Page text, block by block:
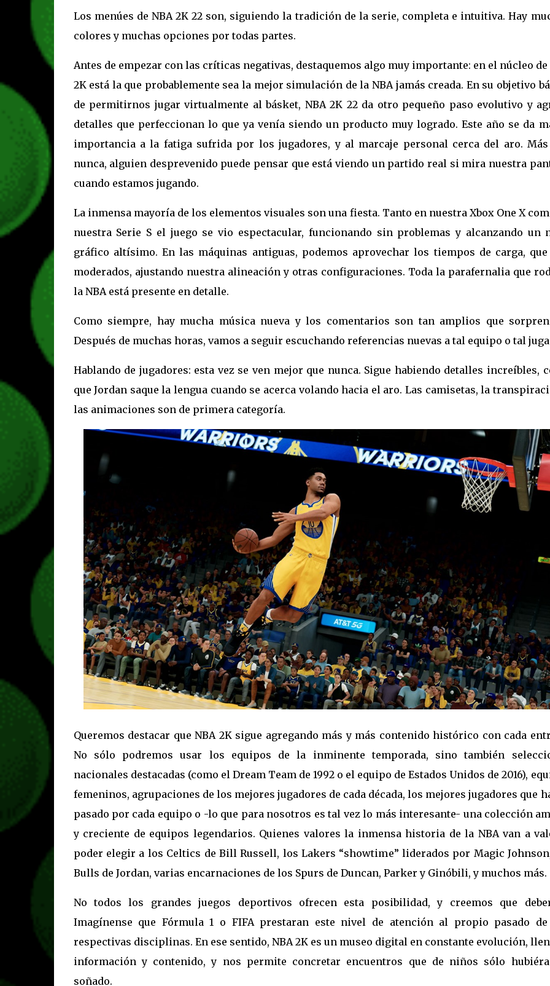
Los menúes de NBA 2K 22 son, siguiendo la tradición de la serie, completa e intuitiva. Hay
colores y muchas opciones por todas partes.
Antes de empezar con las críticas negativas, destaquemos algo muy importante: en el núcleo de
2K está la que probablemente sea la mejor simulación de la NBA jamás creada. En su objetivo
de permitirnos jugar virtualmente al básket, NBA 2K 22 da otro pequeño paso evolutivo y
detalles que perfeccionan lo que ya venía siendo un producto muy logrado. Este año se da
importancia a la fatiga sufrida por los jugadores, y al marcaje personal cerca del aro. Más
nunca, alguien desprevenido puede pensar que está viendo un partido real si mira nuestra
cuando estamos jugando.
La inmensa mayoría de los elementos visuales son una fiesta. Tanto en nuestra Xbox One X
nuestra Serie S el juego se vio espectacular, funcionando sin problemas y alcanzando un
gráfico altísimo. En las máquinas antiguas, podemos aprovechar los tiempos de carga,
moderados, ajustando nuestra alineación y otras configuraciones. Toda la parafernalia que
la NBA está presente en detalle.
Como siempre, hay mucha música nueva y los comentarios son tan amplios que
Después de muchas horas, vamos a seguir escuchando referencias nuevas a tal equipo o tal
Hablando de jugadores: esta vez se ven mejor que nunca. Sigue habiendo detalles increíbles,
que Jordan saque la lengua cuando se acerca volando hacia el aro. Las camisetas, la
las animaciones son de primera categoría.
Queremos destacar que NBA 2K sigue agregando más y más contenido histórico con cada
No sólo podremos usar los equipos de la inminente temporada, sino también
nacionales destacadas (como el Dream Team de 1992 o el equipo de Estados Unidos de 2016),
femeninos, agrupaciones de los mejores jugadores de cada década, los mejores jugadores que
pasado por cada equipo o -lo que para nosotros es tal vez lo más interesante- una colección
y creciente de equipos legendarios. Quienes valores la inmensa historia de la NBA van a
poder elegir a los Celtics de Bill Russell, los Lakers “showtime” liderados por Magic
Bulls de Jordan, varias encarnaciones de los Spurs de Duncan, Parker y Ginóbili, y muchos más.
No todos los grandes juegos deportivos ofrecen esta posibilidad, y creemos que
Imagínense que Fórmula 1 o FIFA prestaran este nivel de atención al propio pasado
respectivas disciplinas. En ese sentido, NBA 2K es un museo digital en constante evolución,
información y contenido, y nos permite concretar encuentros que de niños sólo
soñado.